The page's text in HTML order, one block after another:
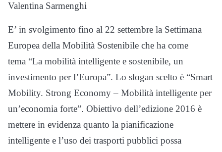
Valentina Sarmenghi
E’ in svolgimento fino al 22 settembre la Settimana
Europea della Mobilità Sostenibile che ha come
tema “La mobilità intelligente e sostenibile, un
investimento per l’Europa”. Lo slogan scelto è “Smart
Mobility. Strong Economy – Mobilità intelligente per
un’economia forte”. Obiettivo dell’edizione 2016 è
mettere in evidenza quanto la pianificazione
intelligente e l’uso dei trasporti pubblici possa